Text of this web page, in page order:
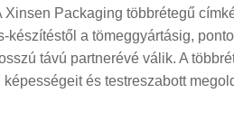
Packaging többrétegű
a tömeggyártásig,
távú partnerévé válik. A
és testreszabott